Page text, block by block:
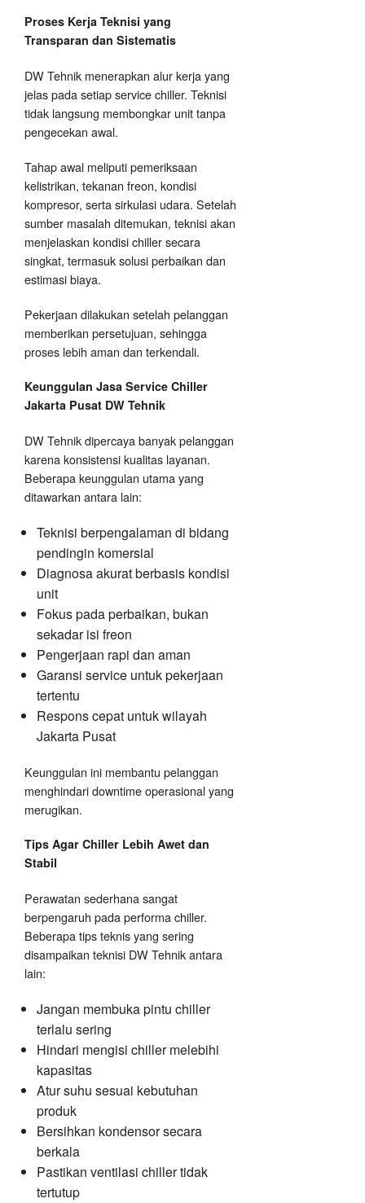
Proses Kerja Teknisi yang
Transparan dan Sistematis
DW Tehnik menerapkan alur kerja yang
jelas pada setiap service chiller. Teknisi
tidak langsung membongkar unit tanpa
pengecekan awal.
Tahap awal meliputi pemeriksaan
kelistrikan, tekanan freon, kondisi
kompresor, serta sirkulasi udara. Setelah
sumber masalah ditemukan, teknisi akan
menjelaskan kondisi chiller secara
singkat, termasuk solusi perbaikan dan
estimasi biaya.
Pekerjaan dilakukan setelah pelanggan
memberikan persetujuan, sehingga
proses lebih aman dan terkendali.
Keunggulan Jasa Service Chiller
Jakarta Pusat DW Tehnik
DW Tehnik dipercaya banyak pelanggan
karena konsistensi kualitas layanan.
Beberapa keunggulan utama yang
ditawarkan antara lain:
Teknisi berpengalaman di bidang
pendingin komersial
Diagnosa akurat berbasis kondisi
unit
Fokus pada perbaikan, bukan
sekadar isi freon
Pengerjaan rapi dan aman
Garansi service untuk pekerjaan
tertentu
Respons cepat untuk wilayah
Jakarta Pusat
Keunggulan ini membantu pelanggan
menghindari downtime operasional yang
merugikan.
Tips Agar Chiller Lebih Awet dan
Stabil
Perawatan sederhana sangat
berpengaruh pada performa chiller.
Beberapa tips teknis yang sering
disampaikan teknisi DW Tehnik antara
lain:
Jangan membuka pintu chiller
terlalu sering
Hindari mengisi chiller melebihi
kapasitas
Atur suhu sesuai kebutuhan
produk
Bersihkan kondensor secara
berkala
Pastikan ventilasi chiller tidak
tertutup